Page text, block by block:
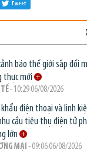
Tweet
báo thế giới sắp đối
thực mới
- 10:29 06/08/2026
điện thoại và linh
cầu tiêu thụ điện tử
lớn
MẠI - 09:06 06/08/2026